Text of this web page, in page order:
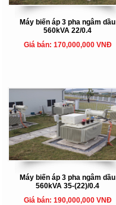
Máy biến áp 3 pha ngâm dầu
560kVA 22/0.4
Giá bán: 170,000,000 VNĐ
Máy biến áp 3 pha ngâm dầu
560kVA 35-(22)/0.4
Giá bán: 190,000,000 VNĐ